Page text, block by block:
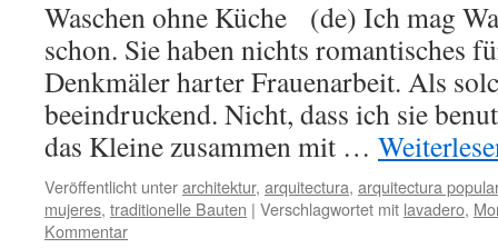
Waschen ohne Küche (de) Ich mag
schon. Sie haben nichts romantisches
Denkmäler harter Frauenarbeit. Als
beeindruckend. Nicht, dass ich sie
das Kleine zusammen mit …
Veröffentlicht unterarchitektur, arquitectura, arquitectura popular
mujeres, traditionelle Bauten | Verschlagwortet mit lavadero,
Kommentar